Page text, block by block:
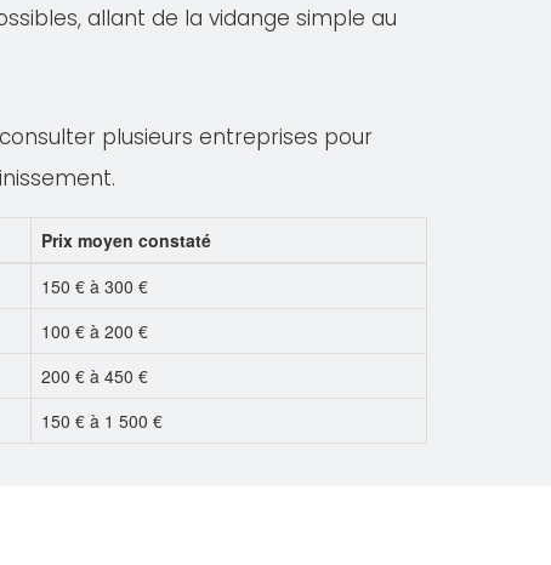
allant de la vidange simple au
plusieurs entreprises pour
Prix moyen constaté
150 € à 300 €
100 € à 200 €
200 € à 450 €
150 € à 1 500 €